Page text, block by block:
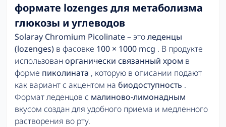
формате lozenges для метаболизма
глюкозы и углеводов
Solaray Chromium Picolinate– этоледенцы
(lozenges) в фасовке 100 × 1000 mcg . В продукте
использован органически связанный хром в
форме пиколината , которую в описании подают
как вариант с акцентом на биодоступность .
Формат леденцов с малиново-лимонадным
вкусом создан для удобного приема и медленного
растворения во рту.